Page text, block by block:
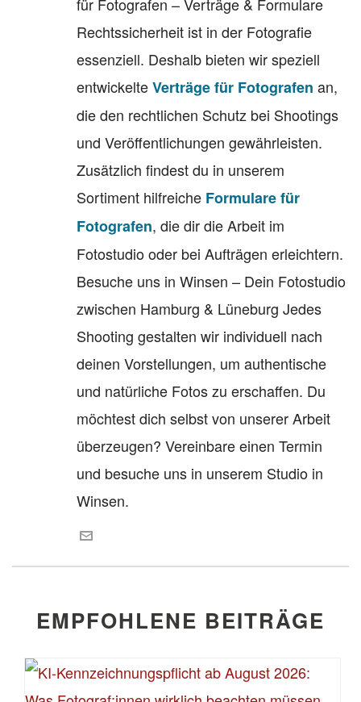
Rechtssicherheit ist in der Fotografie
essenziell. Deshalb bieten wir speziell
entwickelteVerträge für Fotografen an,
die den rechtlichen Schutz bei Shootings
und Veröffentlichungen gewährleisten.
Zusätzlich findest du in unserem
Sortiment hilfreiche Formulare für
Fotografen, die dir die Arbeit im
Fotostudio oder bei Aufträgen erleichtern.
Besuche uns in Winsen – Dein Fotostudio
zwischen Hamburg & Lüneburg Jedes
Shooting gestalten wir individuell nach
deinen Vorstellungen, um authentische
und natürliche Fotos zu erschaffen. Du
möchtest dich selbst von unserer Arbeit
überzeugen? Vereinbare einen Termin
und besuche uns in unserem Studio in
Winsen.
EMPFOHLENE BEITRÄGE